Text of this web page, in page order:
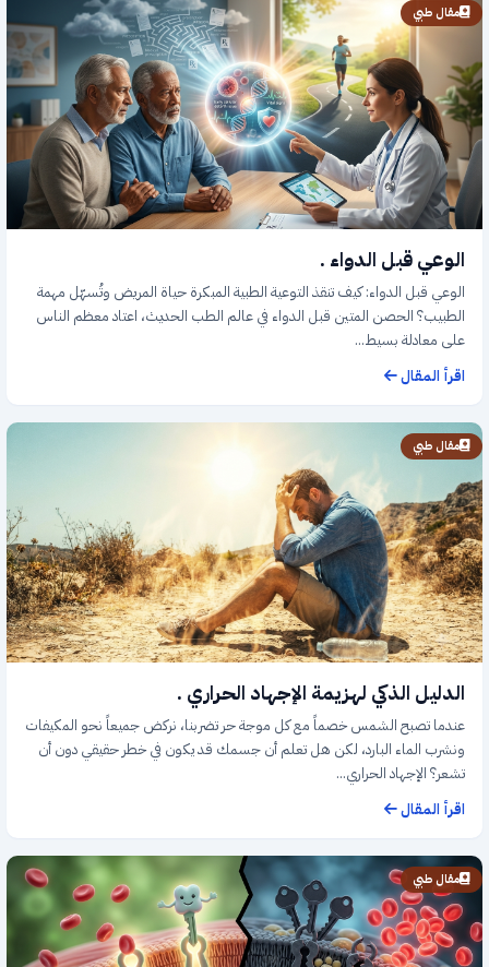
مقال طبي
الوعي قبل الدواء .
الوعي قبل الدواء: كيف تنقذ التوعية الطبية المبكرة حياة المريض وتُسهّل مهمة
الطبيب؟ الحصن المتين قبل الدواء في عالم الطب الحديث، اعتاد معظم الناس
على معادلة بسيط...
اقرأ المقال
مقال طبي
الدليل الذكي لهزيمة الإجهاد الحراري .
عندما تصبح الشمس خصماً مع كل موجة حر تضربنا، نركض جميعاً نحو المكيفات
ونشرب الماء البارد، لكن هل تعلم أن جسمك قد يكون في خطر حقيقي دون أن
تشعر؟ الإجهاد الحراري...
اقرأ المقال
مقال طبي